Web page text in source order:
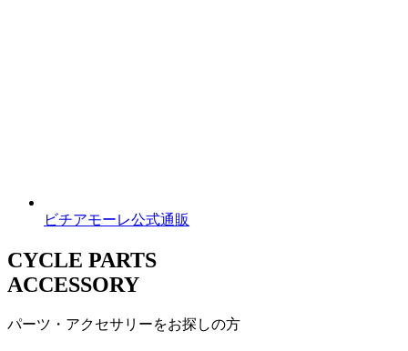
ビチアモーレ公式通販
CYCLE PARTS
ACCESSORY
パーツ・アクセサリーをお探しの方